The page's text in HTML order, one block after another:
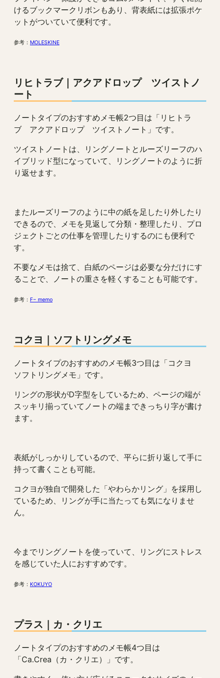
けるブックマークリボンもあり、背表紙には拡張ポケ
ットがついていて便利です。
参考： MOLESKINE
リヒトラブ｜アクアドロップ ツイストノ
ート
ノートタイプのおすすめメモ帳2つ目は「リヒトラ
ブ アクアドロップ ツイストノート」です。
ツイストノートは、リングノートとルーズリーフのハ
イブリッド型になっていて、リングノートのように折
り返せます。
またルーズリーフのように中の紙を足したり外したり
できるので、メモを見返して分類・整理したり、プロ
ジェクトごとの仕事を管理したりするのにも便利で
す。
不要なメモは捨て、白紙のページは必要な分だけにす
ることで、ノートの重さを軽くすることも可能です。
参考： F− memo
コクヨ｜ソフトリングメモ
ノートタイプのおすすめのメモ帳3つ目は「コクヨ
ソフトリングメモ」です。
リングの形状がD字型をしているため、ページの端が
スッキリ揃っていてノートの端まできっちり字が書け
ます。
表紙がしっかりしているので、平らに折り返して手に
持って書くことも可能。
コクヨが独自で開発した「やわらかリング」を採用し
ているため、リングが手に当たっても気になりませ
ん。
今までリングノートを使っていて、リングにストレス
を感じていた人におすすめです。
参考： KOKUYO
プラス｜カ・クリエ
ノートタイプのおすすめのメモ帳4つ目は
「Ca.Crea（カ・クリエ）」です。